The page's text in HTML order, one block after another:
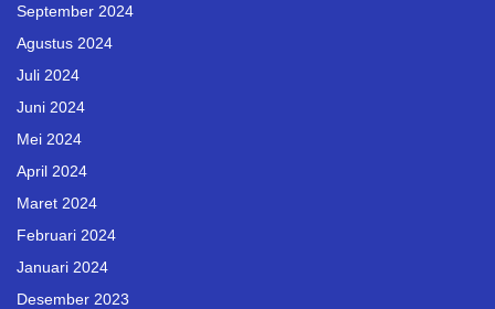
September 2024
Agustus 2024
Juli 2024
Juni 2024
Mei 2024
April 2024
Maret 2024
Februari 2024
Januari 2024
Desember 2023